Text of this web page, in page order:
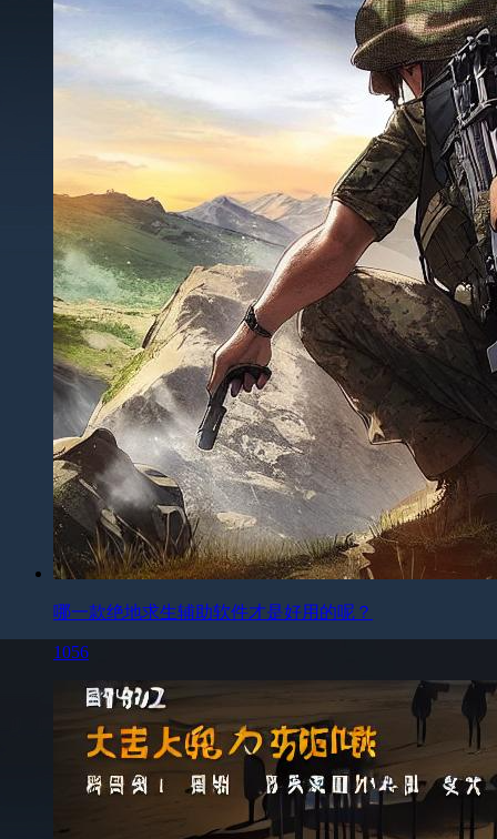
哪一款绝地求生辅助软件才是好用的呢？
1056